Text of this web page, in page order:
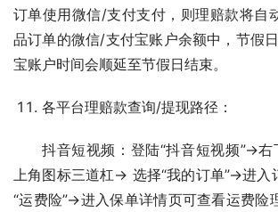
订单使用微信/支付支付，则理赔款将自
品订单的微信/支付宝账户余额中，节假
宝账户时间会顺延至节假日结束。
各平台理赔款查询/提现路径：
抖音短视频：登陆“抖音短视频”->右
上角图标三道杠-> 选择“我的订单”->进
“运费险”->进入保单详情页可查看运费险